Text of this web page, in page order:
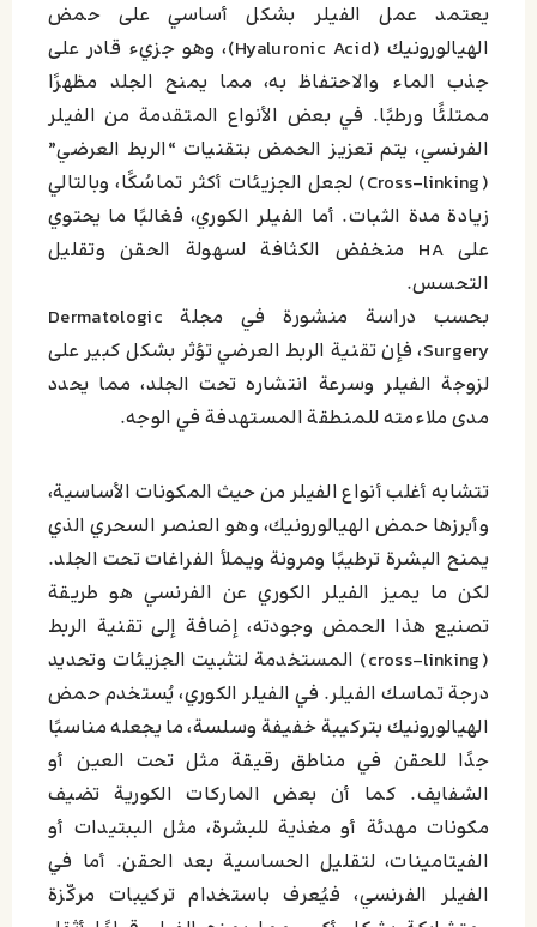
يعتمد عمل الفيلر بشكل أساسي على حمض
الهيالورونيك (Hyaluronic Acid)، وهو جزيء قادر على
جذب الماء والاحتفاظ به، مما يمنح الجلد مظهرًا
ممتلئًا ورطبًا. في بعض الأنواع المتقدمة من الفيلر
الفرنسي، يتم تعزيز الحمض بتقنيات “الربط العرضي”
(Cross-linking) لجعل الجزيئات أكثر تماسُكًا، وبالتالي
زيادة مدة الثبات. أما الفيلر الكوري، فغالبًا ما يحتوي
على HA منخفض الكثافة لسهولة الحقن وتقليل
التحسس.
بحسب دراسة منشورة في مجلة Dermatologic
Surgery، فإن تقنية الربط العرضي تؤثر بشكل كبير على
لزوجة الفيلر وسرعة انتشاره تحت الجلد، مما يحدد
مدى ملاءمته للمنطقة المستهدفة في الوجه.
تتشابه أغلب أنواع الفيلر من حيث المكونات الأساسية،
وأبرزها حمض الهيالورونيك، وهو العنصر السحري الذي
يمنح البشرة ترطيبًا ومرونة ويملأ الفراغات تحت الجلد.
لكن ما يميز الفيلر الكوري عن الفرنسي هو طريقة
تصنيع هذا الحمض وجودته، إضافة إلى تقنية الربط
(cross-linking) المستخدمة لتثبيت الجزيئات وتحديد
درجة تماسك الفيلر. في الفيلر الكوري، يُستخدم حمض
الهيالورونيك بتركيبة خفيفة وسلسة، ما يجعله مناسبًا
جدًا للحقن في مناطق رقيقة مثل تحت العين أو
الشفايف. كما أن بعض الماركات الكورية تضيف
مكونات مهدئة أو مغذية للبشرة، مثل الببتيدات أو
الفيتامينات، لتقليل الحساسية بعد الحقن. أما في
الفيلر الفرنسي، فيُعرف باستخدام تركيبات مركّزة